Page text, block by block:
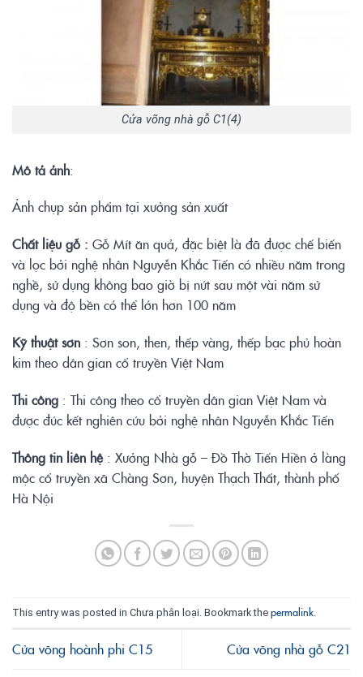
Cửa võng nhà gỗ C1(4)
Mô tả ảnh:
Ảnh chụp sản phẩm tại xưởng sản xuất
Chất liệu gỗ : Gỗ Mít ăn quả, đặc biệt là đã được chế biến
và lọc bởi nghệ nhân Nguyễn Khắc Tiến có nhiều năm trong
nghề, sử dụng không bao giờ bị nứt sau một vài năm sử
dụng và độ bền có thể lớn hơn 100 năm
Kỹ thuật sơn : Sơn son, then, thếp vàng, thếp bạc phủ hoàn
kim theo dân gian cổ truyền Việt Nam
Thi công : Thi công theo cổ truyền dân gian Việt Nam và
được đúc kết nghiên cứu bởi nghệ nhân Nguyễn Khắc Tiến
Thông tin liên hệ : Xưởng Nhà gỗ – Đồ Thờ Tiến Hiền ở làng
mộc cổ truyền xã Chàng Sơn, huyện Thạch Thất, thành phố
Hà Nội
This entry was posted in Chưa phân loại. Bookmark the permalink.
Cửa võng hoành phi C15 Cửa võng nhà gỗ C21